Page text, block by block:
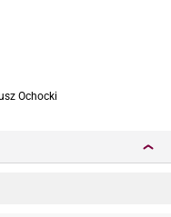
Ochocki